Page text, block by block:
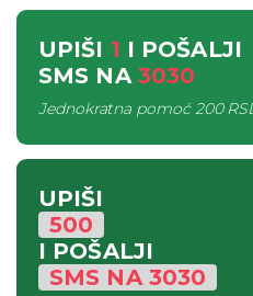
UPIŠI 1 I POŠALJI
SMS NA 3030
Jednokratna pomoć200
UPIŠI
500
I POŠALJI
SMS NA3030